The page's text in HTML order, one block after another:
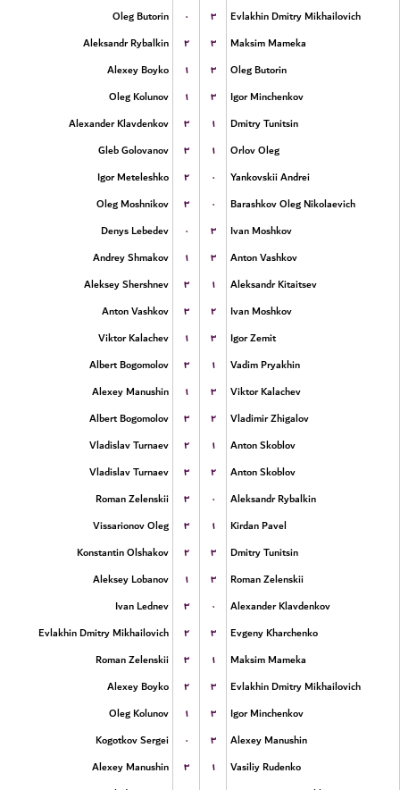
Oleg Butorin
۰ ۳
Evlakhin Dmitry Mikhailovich
Aleksandr Rybalkin
۲ ۳
Maksim Mameka
Alexey Boyko
۱ ۳
Oleg Butorin
Oleg Kolunov
۱ ۳
Igor Minchenkov
Alexander Klavdenkov
۳ ۱
Dmitry Tunitsin
Gleb Golovanov
۳ ۱
Orlov Oleg
Igor Meteleshko
۲ ۰
Yankovskii Andrei
Oleg Moshnikov
۳ ۰
Barashkov Oleg Nikolaevich
Denys Lebedev
۰ ۳
Ivan Moshkov
Andrey Shmakov
۱ ۳
Anton Vashkov
Aleksey Shershnev
۳ ۱
Aleksandr Kitaitsev
Anton Vashkov
۳ ۲
Ivan Moshkov
Viktor Kalachev
۱ ۳
Igor Zemit
Albert Bogomolov
۳ ۱
Vadim Pryakhin
Alexey Manushin
۱ ۳
Viktor Kalachev
Albert Bogomolov
۳ ۲
Vladimir Zhigalov
Vladislav Turnaev
۲ ۱
Anton Skoblov
Vladislav Turnaev
۳ ۲
Anton Skoblov
Roman Zelenskii
۳ ۰
Aleksandr Rybalkin
Vissarionov Oleg
۳ ۱
Kirdan Pavel
Konstantin Olshakov
۲ ۳
Dmitry Tunitsin
Aleksey Lobanov
۱ ۳
Roman Zelenskii
Ivan Lednev
۳ ۰
Alexander Klavdenkov
Evlakhin Dmitry Mikhailovich
۲ ۳
Evgeny Kharchenko
Roman Zelenskii
۳ ۱
Maksim Mameka
Alexey Boyko
۲ ۳
Evlakhin Dmitry Mikhailovich
Oleg Kolunov
۱ ۳
Igor Minchenkov
Kogotkov Sergei
۰ ۳
Alexey Manushin
Alexey Manushin
۳ ۱
Vasiliy Rudenko